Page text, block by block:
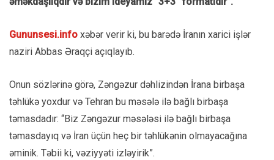
Gununsesi.info xəbər verir ki, bu barədə İranın xarici işlər
naziri Abbas Əraqçi açıqlayıb.
Onun sözlərinə görə, Zəngəzur dəhlizindən İrana birbaşa
təhlükə yoxdur və Tehran bu məsələ ilə bağlı birbaşa
təmasdadır: “Biz Zəngəzur məsələsi ilə bağlı birbaşa
təmasdayıq və İran üçün heç bir təhlükənin olmayacağına
əminik. Təbii ki, vəziyyəti izləyirik”.